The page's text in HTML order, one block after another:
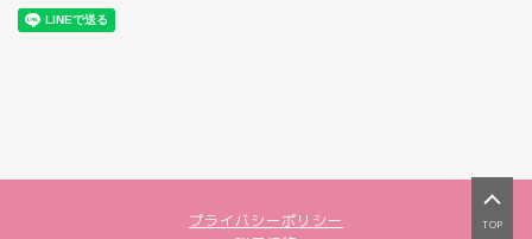
プライバシーポリシー
TOP